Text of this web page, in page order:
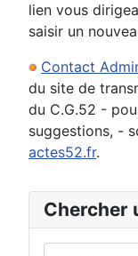
Chercher
lien vous
saisir un
Contact
du site de
du C.G.52 -
suggestions, -
actes52.fr.